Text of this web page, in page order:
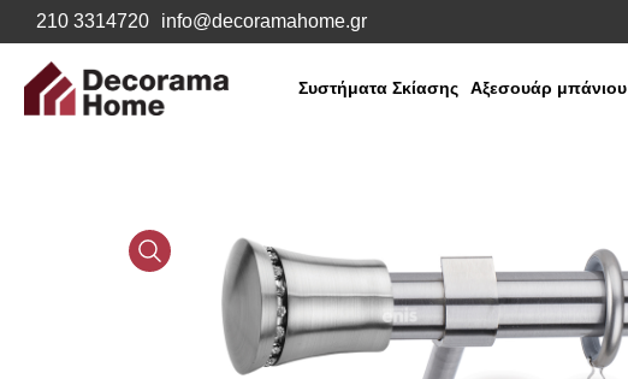
210 3314720 info@decoramahome.gr
Συστήματα Σκίασης Αξεσουάρ μπάνιου
Media